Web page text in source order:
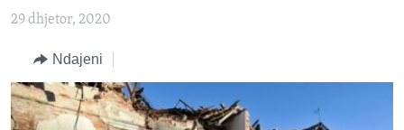
Kalo
kërkimi
EVROPA
BOTA
MJEDISI
KULTURË
FOLLOW US
29 dhjetor, 2020
Ndajeni